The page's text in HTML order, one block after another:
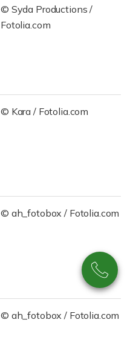
© Syda Productions /
Fotolia.com
© Kara / Fotolia.com
© ah_fotobox / Fotolia.com
© ah_fotobox / Fotolia.com